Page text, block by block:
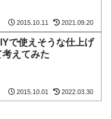
2015.10.11 2021.09.20
で使えそうな仕上げ
えてみた
2015.10.01 2022.03.30